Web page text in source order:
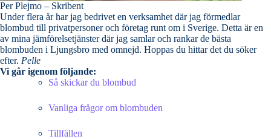
Per Plejmo – Skribent
Under flera år har jag bedrivet en verksamhet där jag förmedlar
blombud till privatpersoner och företag runt om i Sverige. Detta är en
av mina jämförelsetjänster där jag samlar och rankar de bästa
blombuden i Ljungsbro med omnejd. Hoppas du hittar det du söker
efter. Pelle
Vi går igenom följande:
Så skickar du blombud
Vanliga frågor om blombuden
Tillfällen